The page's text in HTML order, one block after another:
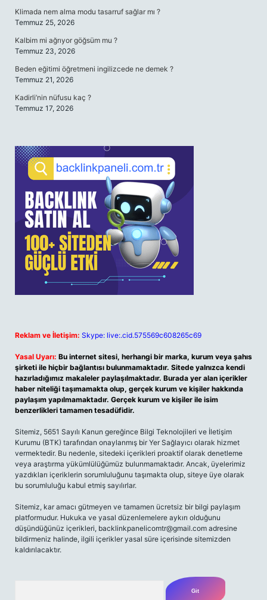
Klimada nem alma modu tasarruf sağlar mı ?
Temmuz 25, 2026
Kalbim mi ağrıyor göğsüm mu ?
Temmuz 23, 2026
Beden eğitimi öğretmeni ingilizcede ne demek ?
Temmuz 21, 2026
Kadirli’nin nüfusu kaç ?
Temmuz 17, 2026
Reklam ve İletişim: Skype: live:.cid.575569c608265c69
Yasal Uyarı: Bu internet sitesi, herhangi bir marka, kurum veya şahıs
şirketi ile hiçbir bağlantısı bulunmamaktadır. Sitede yalnızca kendi
hazırladığımız makaleler paylaşılmaktadır. Burada yer alan içerikler
haber niteliği taşımamakta olup, gerçek kurum ve kişiler hakkında
paylaşım yapılmamaktadır. Gerçek kurum ve kişiler ile isim
benzerlikleri tamamen tesadüfidir.
Sitemiz, 5651 Sayılı Kanun gereğince Bilgi Teknolojileri ve İletişim
Kurumu (BTK) tarafından onaylanmış bir Yer Sağlayıcı olarak hizmet
vermektedir. Bu nedenle, sitedeki içerikleri proaktif olarak denetleme
veya araştırma yükümlülüğümüz bulunmamaktadır. Ancak, üyelerimiz
yazdıkları içeriklerin sorumluluğunu taşımakta olup, siteye üye olarak
bu sorumluluğu kabul etmiş sayılırlar.
Sitemiz, kar amacı gütmeyen ve tamamen ücretsiz bir bilgi paylaşım
platformudur. Hukuka ve yasal düzenlemelere aykırı olduğunu
düşündüğünüz içerikleri, backlinkpanelicomtr@gmail.com adresine
bildirmeniz halinde, ilgili içerikler yasal süre içerisinde sitemizden
kaldırılacaktır.